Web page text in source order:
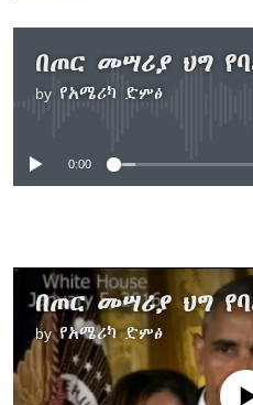
by የአሜሪካ ድምፅ
No media
0:00
byየአሜሪካ ድምፅ
No media source